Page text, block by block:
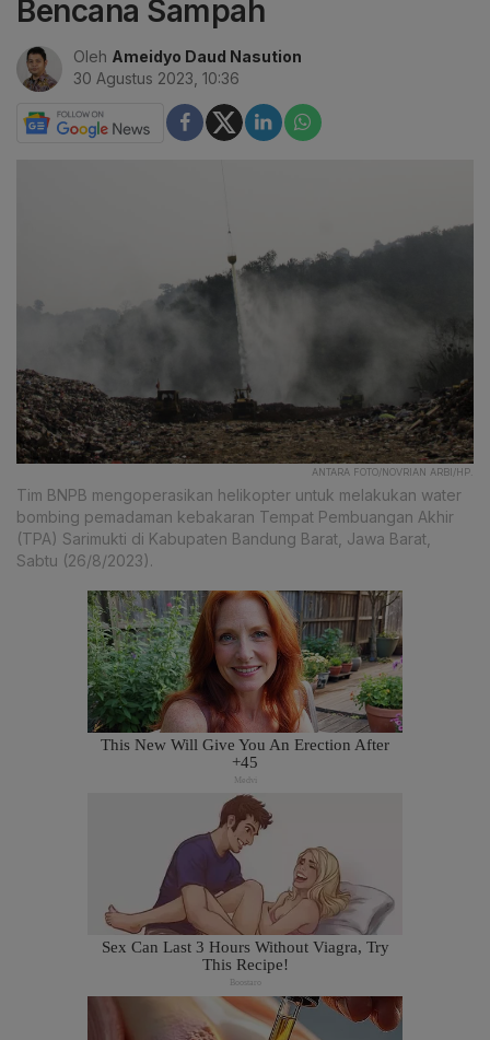
Bencana Sampah
Oleh Ameidyo Daud Nasution
30 Agustus 2023, 10:36
ANTARA FOTO/NOVRIAN ARBI/HP.
Tim BNPB mengoperasikan helikopter untuk melakukan water
bombing pemadaman kebakaran Tempat Pembuangan Akhir
(TPA) Sarimukti di Kabupaten Bandung Barat, Jawa Barat,
Sabtu (26/8/2023).